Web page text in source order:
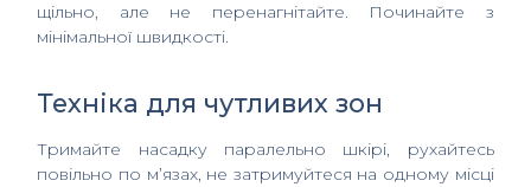
щільно, але не перенагнітайте. Починайте з
мінімальної швидкості.
Техніка для чутливих зон
Тримайте насадку паралельно шкірі, рухайтесь
повільно по м’язах, не затримуйтеся на одному місці